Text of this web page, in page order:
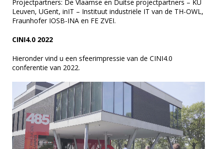
Projectpartners: De Vlaamse en Duitse projectpartners – KU
Leuven, UGent, inIT – Instituut industriële IT van de TH-OWL,
Fraunhofer IOSB-INA en FE ZVEI.
CINI4.0 2022
Hieronder vind u een sfeerimpressie van de CINI4.0
conferentie van 2022.
Videospeler